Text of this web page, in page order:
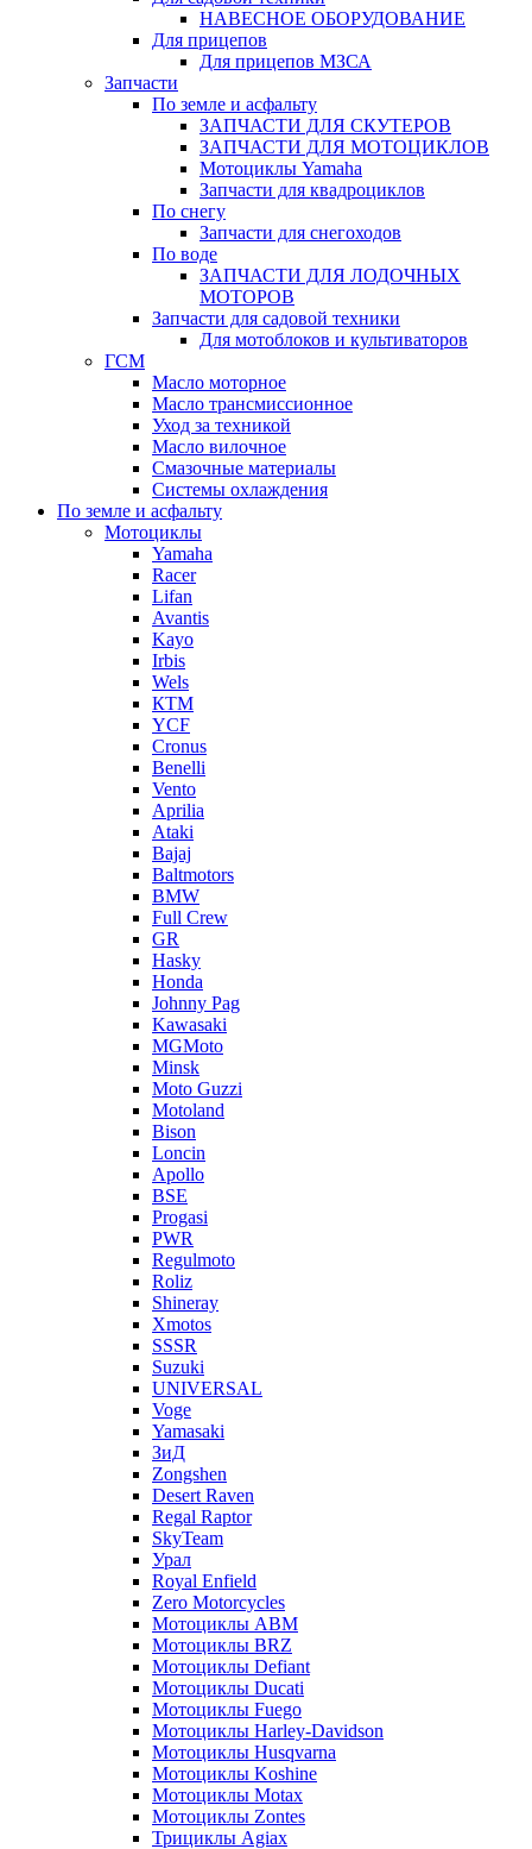
НАВЕСНОЕ ОБОРУДОВАНИЕ
Для прицепов
Для прицепов МЗСА
Запчасти
По земле и асфальту
ЗАПЧАСТИ ДЛЯ СКУТЕРОВ
ЗАПЧАСТИ ДЛЯ МОТОЦИКЛОВ
Мотоциклы Yamaha
Запчасти для квадроциклов
По снегу
Запчасти для снегоходов
По воде
ЗАПЧАСТИ ДЛЯ ЛОДОЧНЫХ
МОТОРОВ
Запчасти для садовой техники
Для мотоблоков и культиваторов
ГСМ
Масло моторное
Масло трансмиссионное
Уход за техникой
Масло вилочное
Смазочные материалы
Системы охлаждения
По земле и асфальту
Мотоциклы
Yamaha
Racer
Lifan
Avantis
Kayo
Irbis
Wels
КТМ
YCF
Cronus
Benelli
Vento
Aprilia
Ataki
Bajaj
Baltmotors
BMW
Full Crew
GR
Hasky
Honda
Johnny Pag
Kawasaki
MGMoto
Minsk
Moto Guzzi
Motoland
Bison
Loncin
Apollo
BSE
Progasi
PWR
Regulmoto
Roliz
Shineray
Xmotos
SSSR
Suzuki
UNIVERSAL
Voge
Yamasaki
ЗиД
Zongshen
Desert Raven
Regal Raptor
SkyTeam
Урал
Royal Enfield
Zero Motorcycles
Мотоциклы ABM
Мотоциклы BRZ
Мотоциклы Defiant
Мотоциклы Ducati
Мотоциклы Fuego
Мотоциклы Harley-Davidson
Мотоциклы Husqvarna
Мотоциклы Koshine
Мотоциклы Motax
Мотоциклы Zontes
Трициклы Agiax